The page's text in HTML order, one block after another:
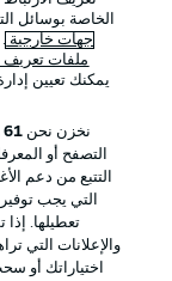
الإعلانات
شروط
الوظائف
تواصل معنا
الخاصة بوسائل
جهات خارجية
ملفات تعريف
يمكنك تعيين
نخزن نحن 61
التصفح أو
التتبع من دعم
التي يجب
تعطيلها.
والإعلانات التي
اختياراتك أو